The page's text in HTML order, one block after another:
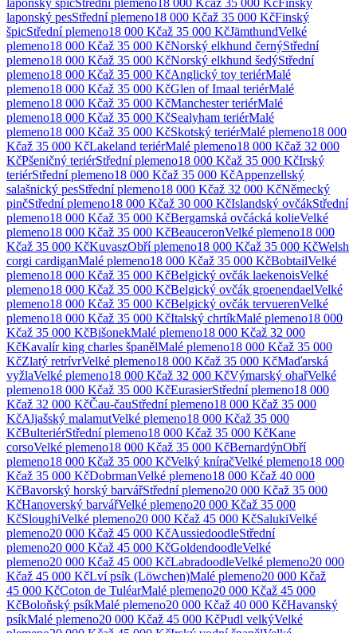
laponský pesStředníplemeno18 000 Kčaž 35 000 KčFinský
špicStředníplemeno18 000 Kčaž 35 000 KčJämthundVelké
plemeno18 000 Kčaž 35 000 KčNorský elkhund černýStřední
plemeno18 000 Kčaž 35 000 KčNorský elkhund šedýStřední
plemeno18 000 Kčaž 35 000 KčAnglický toy teriérMalé
plemeno18 000 Kčaž 35 000 KčGlen of Imaal teriérMalé
plemeno18 000 Kčaž 35 000 KčManchester teriérMalé
plemeno18 000 Kčaž 35 000 KčSealyham teriérMalé
plemeno18 000 Kčaž 35 000 KčSkotský teriérMalé plemeno18 000
Kčaž 35 000 KčLakeland teriérMalé plemeno18 000 Kčaž 32 000
KčPšeničný teriérStředníplemeno18 000 Kčaž 35 000 KčIrský
teriérStředníplemeno18 000 Kčaž 35 000 KčAppenzellský
salašnický pesStředníplemeno18 000 Kčaž 32 000 KčNěmecký
pinčStředníplemeno18 000 Kčaž 30 000 KčIslandský ovčákStřední
plemeno18 000 Kčaž 35 000 KčBergamská ovčácká kolieVelké
plemeno18 000 Kčaž 35 000 KčBeauceronVelké plemeno18 000
Kčaž 35 000 KčKuvaszObříplemeno18 000 Kčaž 35 000 KčWelsh
corgi cardiganMalé plemeno18 000 Kčaž 35 000 KčBobtailVelké
plemeno18 000 Kčaž 35 000 KčBelgický ovčák laekenoisVelké
plemeno18 000 Kčaž 35 000 KčBelgický ovčák groenendaelVelké
plemeno18 000 Kčaž 35 000 KčBelgický ovčák tervuerenVelké
plemeno18 000 Kčaž 35 000 KčItalský chrtíkMalé plemeno18 000
Kčaž 35 000 KčBišonekMalé plemeno18 000 Kčaž 32 000
KčKavalír king charles španělMalé plemeno18 000 Kčaž 35 000
KčZlatý retrívrVelké plemeno18 000 Kčaž 35 000 KčMaďarská
vyžlaVelké plemeno18 000 Kčaž 32 000 KčVýmarský ohařVelké
plemeno18 000 Kčaž 35 000 KčEurasierStředníplemeno18 000
Kčaž 32 000 KčČau-čauStředníplemeno18 000 Kčaž 35 000
KčAljašský malamutVelké plemeno18 000 Kčaž 35 000
KčBulteriérStředníplemeno18 000 Kčaž 35 000 KčKane
corsoVelké plemeno18 000 Kčaž 35 000 KčBernardýnObří
plemeno18 000 Kčaž 35 000 KčVelký kníračVelké plemeno18 000
Kčaž 35 000 KčDobrmanVelké plemeno18 000 Kčaž 40 000
KčBavorský horský barvářStředníplemeno20 000 Kčaž 35 000
KčHanoverský barvářVelké plemeno20 000 Kčaž 35 000
KčSloughiVelké plemeno20 000 Kčaž 45 000 KčSalukiVelké
plemeno20 000 Kčaž 45 000 KčAussiedoodleStřední
plemeno20 000 Kčaž 45 000 KčGoldendoodleVelké
plemeno20 000 Kčaž 45 000 KčLabradoodleVelké plemeno20 000
Kčaž 45 000 KčLví psík (Löwchen)Malé plemeno20 000 Kčaž
45 000 KčCoton de TuléarMalé plemeno20 000 Kčaž 45 000
KčBoloňský psíkMalé plemeno20 000 Kčaž 40 000 KčHavanský
psíkMalé plemeno20 000 Kčaž 45 000 KčPudl velkýVelké